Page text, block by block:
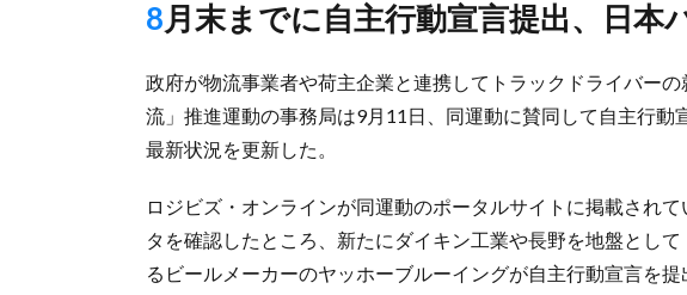
8月末までに自主行動宣言提出、日
政府が物流事業者や荷主企業と連携してトラックドライバー
流」推進運動の事務局は9月11日、同運動に賛同して自主行
最新状況を更新した。
ロジビズ・オンラインが同運動のポータルサイトに掲載され
タを確認したところ、新たにダイキン工業や長野を地盤とし
るビールメーカーのヤッホーブルーイングが自主行動宣言を提